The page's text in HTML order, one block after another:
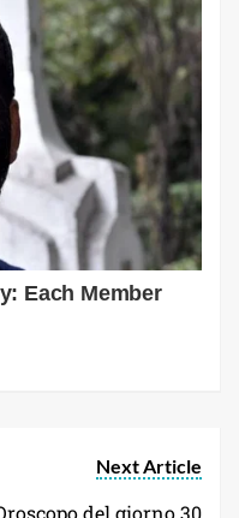
Next Article
del giorno 30